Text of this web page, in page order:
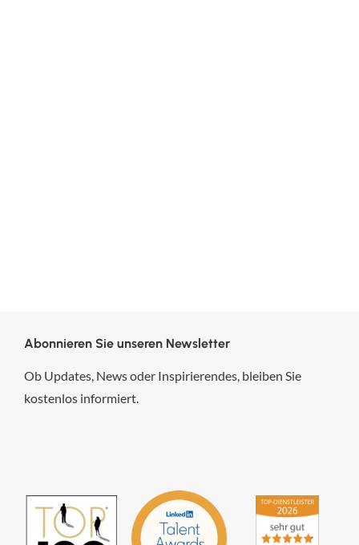
Abonnieren Sie unseren Newsletter
Ob Updates, News oder Inspirierendes, bleiben Sie
kostenlos informiert.